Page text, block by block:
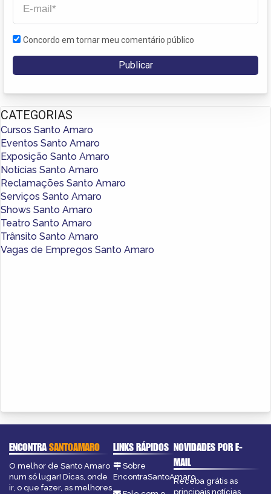
Concordo em tornar meu comentário público
CATEGORIAS
Cursos Santo Amaro
Eventos Santo Amaro
Exposição Santo Amaro
Notícias Santo Amaro
Reclamações Santo Amaro
Serviços Santo Amaro
Shows Santo Amaro
Teatro Santo Amaro
Trânsito Santo Amaro
Vagas de Empregos Santo Amaro
ENCONTRASANTOAMARO
O melhor de Santo Amaro
num só lugar! Dicas, onde
ir, o que fazer, as melhores
LINKS RÁPIDOS
Sobre
EncontraSantoAmaro
NOVIDADES POR E-
MAIL
Receba grátis as
principais notícias,